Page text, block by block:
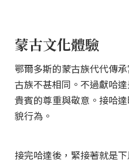
蒙古文化體驗
鄂爾多斯的蒙古族代代傳
古族不甚相同。不過獻哈
貴賓的尊重與敬意。接哈
貌行為。
接完哈達後，緊接著就是